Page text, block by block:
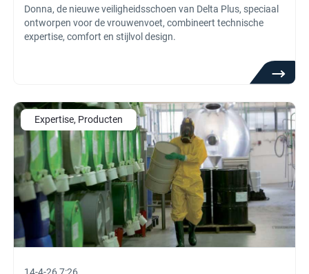
Donna, de nieuwe veiligheidsschoen van Delta Plus, speciaal
ontworpen voor de vrouwenvoet, combineert technische
expertise, comfort en stijlvol design.
Expertise, Producten